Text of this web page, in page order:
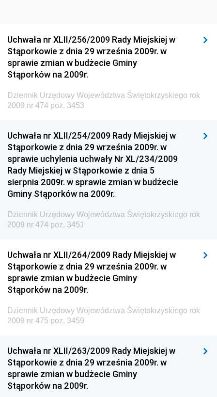
Środowiska
Dziennik Urzędowy Ministerstwa Administracji,
Gospodarki Terenowej i Ochrony Środowiska
Gospodarki Przestrzennej
Dziennik Urzędowy Ministerstwa Przemysłu
Chemicznego i Lekkiego
Dziennik Urzędowy Ministerstwa Rolnictwa i
Gospodarki Żywnościowej
Społecznej
Dziennik Urzędowy Ministra Cyfryzacji
Dziennik Urzędowy Ministra Infrastruktury i
Budownictwa
Dziennik Urzędowy Ministra Gospodarki Morskiej i
Dziennik Urzędowy Ministra Energii
Dziennik Urzędowy Ministra Sprawiedliwości
Dziennik Urzędowy Ministra Rozwoju i Finansów
Dziennik Urzędowy Wyższego Urzędu Górniczego
Uchwała nr XLII/256/2009 Rady Miejskiej w
Stąporkowie z dnia 29 września 2009r. w
sprawie zmian w budżecie Gminy
Stąporków na 2009r.
Dziennik Urzędowy Województwa Świętokrzyskiego rok
2009 nr 474 poz. 3453
Uchwała nr XLII/254/2009 Rady Miejskiej w
Stąporkowie z dnia 29 września 2009r. w
sprawie uchylenia uchwały Nr XL/234/2009
Rady Miejskiej w Stąporkowie z dnia 5
sierpnia 2009r. w sprawie zmian w budżecie
Gminy Stąporków na 2009r.
Dziennik Urzędowy Województwa Świętokrzyskiego rok
2009 nr 474 poz. 3451
Uchwała nr XLII/264/2009 Rady Miejskiej w
Stąporkowie z dnia 29 września 2009r. w
sprawie zmian w budżecie Gminy
Stąporków na 2009r.
Dziennik Urzędowy Województwa Świętokrzyskiego rok
2009 nr 475 poz. 3459
Uchwała nr XLII/263/2009 Rady Miejskiej w
Stąporkowie z dnia 29 września 2009r. w
sprawie zmian w budżecie Gminy
Stąporków na 2009r.